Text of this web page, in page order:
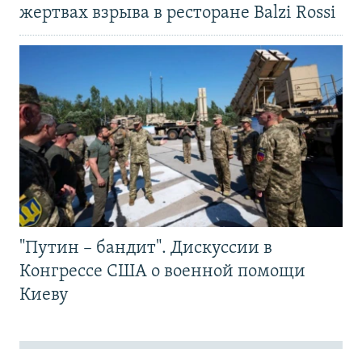
жертвах взрыва в ресторане Balzi Rossi
"Путин – бандит". Дискуссии в
Конгрессе США о военной помощи
Киеву